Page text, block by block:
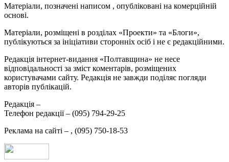
Матеріали, позначені написом , опубліковані на комерційній
основі.
Матеріали, розміщені в розділах «Проекти» та «Блоги»,
публікуються за ініціативи сторонніх осіб і не є редакційними.
Редакція інтернет-видання «Полтавщина» не несе
відповідальності за зміст коментарів, розміщених
користувачами сайту. Редакція не завжди поділяє погляди
авторів публікацій.
Редакція –
Телефон редакції – (095) 794-29-25
Реклама на сайті – , (095) 750-18-53